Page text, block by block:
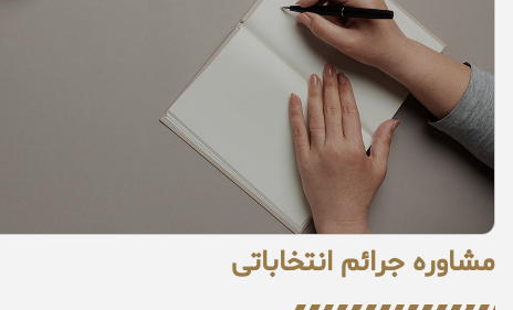
مشاوره جرائم انتخاباتی